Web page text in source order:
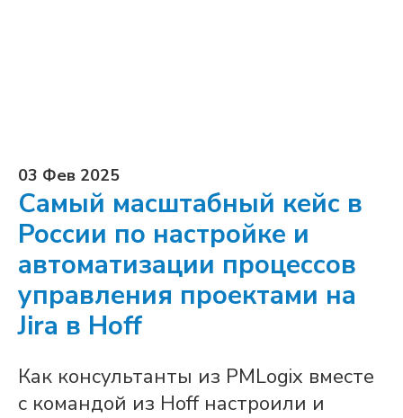
03 Фев 2025
Самый масштабный кейс в
России по настройке и
автоматизации процессов
управления проектами на
Jira в Hoff
Как консультанты из PMLogix вместе
с командой из Hoff настроили и